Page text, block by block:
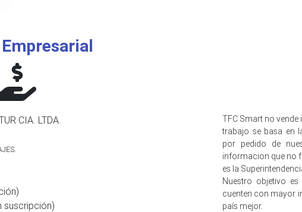
CIA. LTDA.
suscripción)
TFC Smart no
trabajo se basa en
por pedido de
informacion que no
es la
Nuestro objetivo es
cuenten con mayor
país mejor.